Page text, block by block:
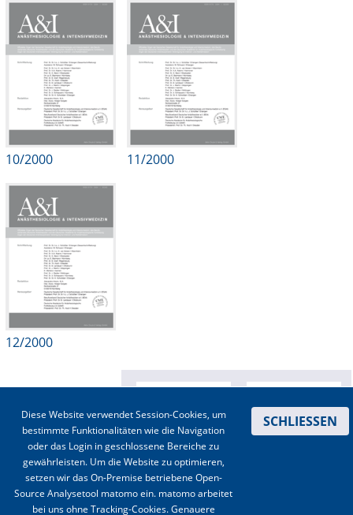
10/2000 11/2000
12/2000
Diese Website verwendet Session-Cookies, um
bestimmte Funktionalitäten wie die Navigation
oder das Login in geschlossene Bereiche zu
gewährleisten. Um die Website zu optimieren,
setzen wir das On-Premise betriebene Open-
Source Analysetool matomo ein. matomo arbeitet
bei uns ohne Tracking-Cookies. Genauere
SCHLIESSEN